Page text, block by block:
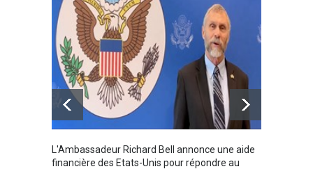
VIH
Santé 25/03/2019
L'Ambassadeur Richard Bell annonce une aide
financière des Etats-Unis pour répondre au